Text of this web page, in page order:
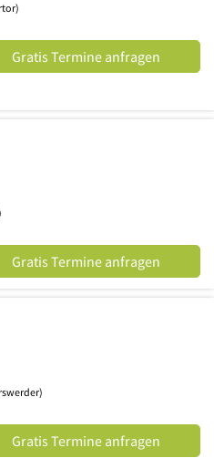
Gratis Termine anfragen
Gratis Termine anfragen
Gratis Termine anfragen